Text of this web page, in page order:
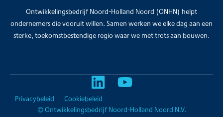
Ontwikkelingsbedrijf Noord-Holland Noord (ONHN) helpt
ondernemers die vooruit willen. Samen werken we elke dag aan een
sterke, toekomstbestendige regio waar we met trots aan bouwen.
© Ontwikkelingsbedrijf Noord-Holland Noord N.V.
Privacybeleid Cookiebeleid